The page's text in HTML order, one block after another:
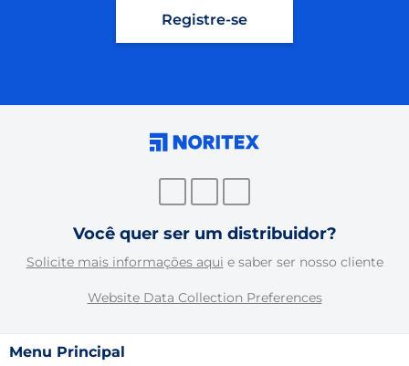
Registre-se
Você quer ser um distribuidor?
Solicite mais informações aqui e saber ser nosso cliente
Website Data Collection Preferences
Menu Principal